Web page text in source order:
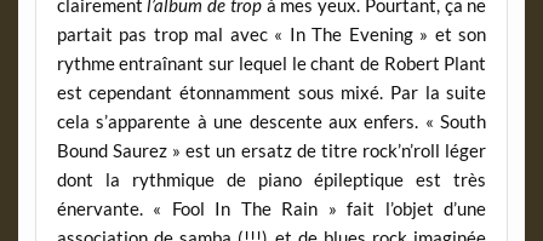
partait pas trop mal avec « In The Evening » et son
rythme entraînant sur lequel le chant de Robert Plant
est cependant étonnamment sous mixé. Par la suite
cela s’apparente à une descente aux enfers. « South
Bound Saurez » est un ersatz de titre rock’n’roll léger
dont la rythmique de piano épileptique est très
énervante. « Fool In The Rain » fait l’objet d’une